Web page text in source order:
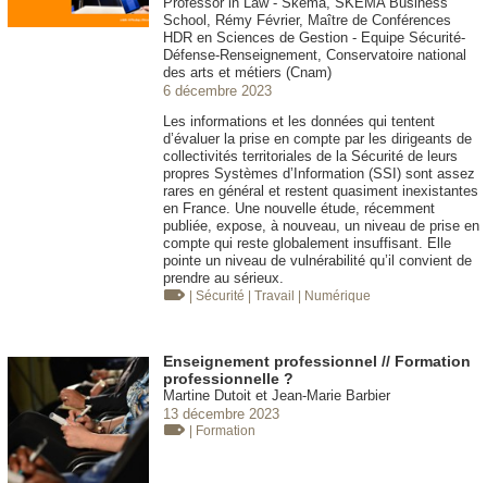
School, Rémy Février, Maître de Conférences
HDR en Sciences de Gestion - Equipe Sécurité-
Défense-Renseignement, Conservatoire national
des arts et métiers (Cnam)
6 décembre 2023
Les informations et les données qui tentent
d’évaluer la prise en compte par les dirigeants de
collectivités territoriales de la Sécurité de leurs
propres Systèmes d’Information (SSI) sont assez
rares en général et restent quasiment inexistantes
en France. Une nouvelle étude, récemment
publiée, expose, à nouveau, un niveau de prise en
compte qui reste globalement insuffisant. Elle
pointe un niveau de vulnérabilité qu’il convient de
prendre au sérieux.
| Sécurité | Travail | Numérique
Enseignement professionnel // Formation
professionnelle ?
Martine Dutoit et Jean-Marie Barbier
13 décembre 2023
| Formation